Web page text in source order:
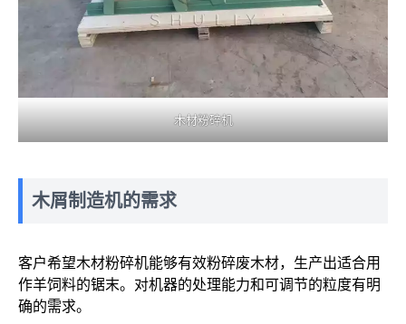
木材粉碎机
木屑制造机的需求
客户希望木材粉碎机能够有效粉碎废木材，生产出适合用
作羊饲料的锯末。对机器的处理能力和可调节的粒度有明
确的需求。